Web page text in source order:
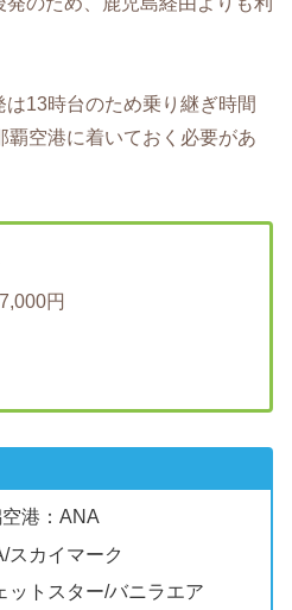
13時台のため乗り継ぎ時間
覇空港に着いておく必要があ
円
港：ANA
スカイマーク
ットスター/バニラエア